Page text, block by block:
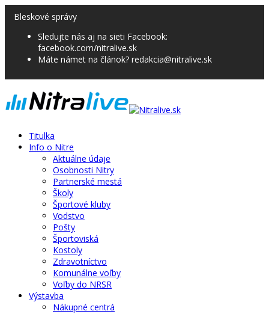
Bleskové správy
Sledujte nás aj na sieti Facebook:
facebook.com/nitralive.sk
Máte námet na článok? redakcia@nitralive.sk
Titulka
Info o Nitre
Aktuálne údaje
Osobnosti Nitry
Partnerské mestá
Školy
Športové kluby
Vodstvo
Pošty
Športoviská
Kostoly
Zdravotníctvo
Komunálne voľby
Voľby do NRSR
Výstavba
Nákupné centrá